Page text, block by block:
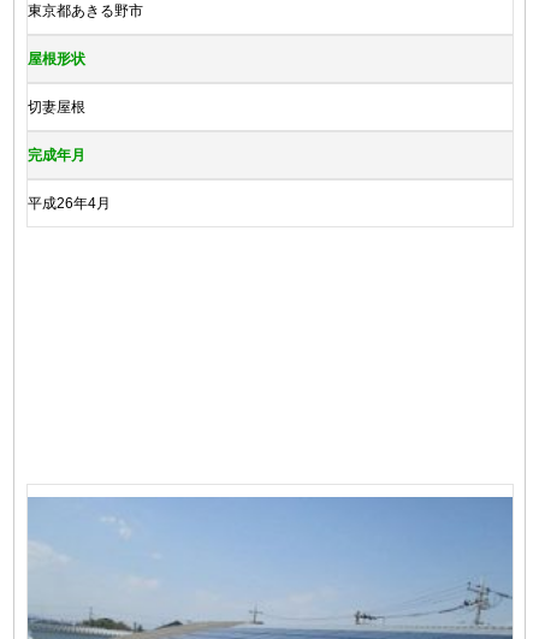
東京都あきる野市
屋根形状
切妻屋根
完成年月
平成26年4月